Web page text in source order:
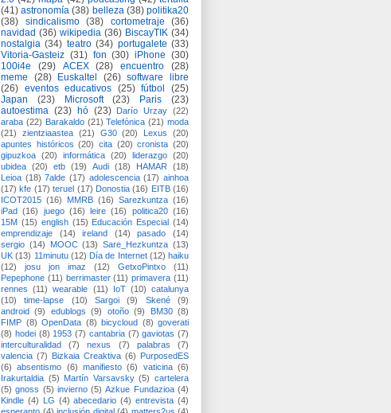
(41) astronomía (38) belleza (38) politika20
(38)
sindicalismo (38) cortometraje
(36)
navidad (36) wikipedia (36) BiscayTIK (34)
nostalgia (34) teatro (34) portugalete (33)
Vitoria-Gasteiz (31) fon (30) iPhone (30)
100i4e
(29) ACEX (28) encuentro
(28)
meme
(28) Euskaltel (26) software libre
(26) eventos educativos (25) fútbol
(25)
Japan
(23) Microsoft (23) Paris
(23)
autoestima (23) hó (23) Darío Urzay (22)
araba (22) Barakaldo (21) Telefónica (21) moda
(21)
zientziaastea (21) G30 (20) Lexus
(20)
apuntes históricos (20) cita (20) cronista (20)
gipuzkoa (20) informática (20) liderazgo (20)
ubidea (20) etb (19) Audi (18) HAMAR
(18)
Leioa (18) 7alde (17) adolescencia (17) ainhoa
(17) kfe (17) teruel (17) Donostia (16) EITB (16)
ICOT2015 (16) MMRB (16) Sarezkuntza (16)
iPad (16) juego (16) leire (16) politica20 (16)
15M (15) english (15) Educación Especial (14)
emprendizaje
(14) ireland (14) pasado
(14)
sergio (14) MOOC (13) Sare_Hezkuntza (13)
UK (13) 11minutu (12) Día de Internet (12) haiku
(12)
josu jon imaz (12) GetxoPintxo
(11)
Pepephone (11) berrimaster (11) primavera (11)
rennes (11) wearable (11) IoT (10) catalunya
(10)
time-lapse (10) Sargoi (9) Skené
(9)
android (9) edublogs (9) otoño (9) BM30 (8)
FIMP (8) OpenData (8) bicycloud (8) goverati
(8) hodei (8) 1953 (7) cantabria (7) gaviotas (7)
interculturalidad
(7) nexus (7) palabras
(7)
valencia (7) Bizkaia Creaktiva (6) PurposedES
(6)
absentismo (6) manifiesto (6) vaticina (6)
Irakurtaldia (5) Martín Varsavsky (5) cartelera
(5) gnoss (5) invierno (5) Azkue Fundazioa (4)
Kindle (4) LG (4) abecedario (4) entrevista (4)